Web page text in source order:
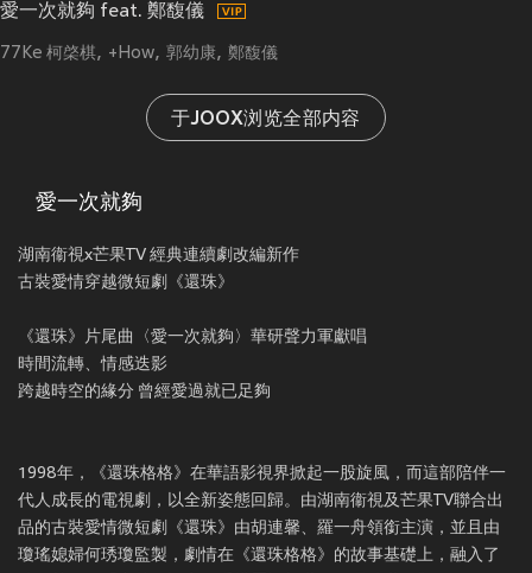
愛一次就夠 feat. 鄭馥儀
77Ke 柯棨棋 +How 郭幼康 鄭馥儀
于JOOX浏览全部内容
愛一次就夠
湖南衞視x芒果TV 經典連續劇改編新作
古裝愛情穿越微短劇《還珠》
《還珠》片尾曲〈愛一次就夠〉華研聲力軍獻唱
時間流轉、情感迭影
跨越時空的緣分 曾經愛過就已足夠
1998年，《還珠格格》在華語影視界掀起一股旋風，而這部陪伴一
代人成長的電視劇，以全新姿態回歸。由湖南衞視及芒果TV聯合出
品的古裝愛情微短劇《還珠》由胡連馨、羅一舟領銜主演，並且由
瓊瑤媳婦何琇瓊監製，劇情在《還珠格格》的故事基礎上，融入了